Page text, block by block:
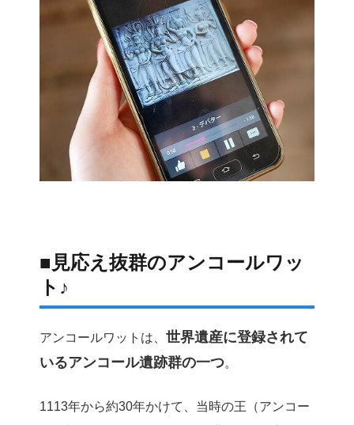
■見応え抜群のアンコールワッ
ト♪
アンコールワットは、 世界遺産に登録されて
いるアンコール遺跡群の一つ。
1113年から約30年かけて、当時の王（アンコー